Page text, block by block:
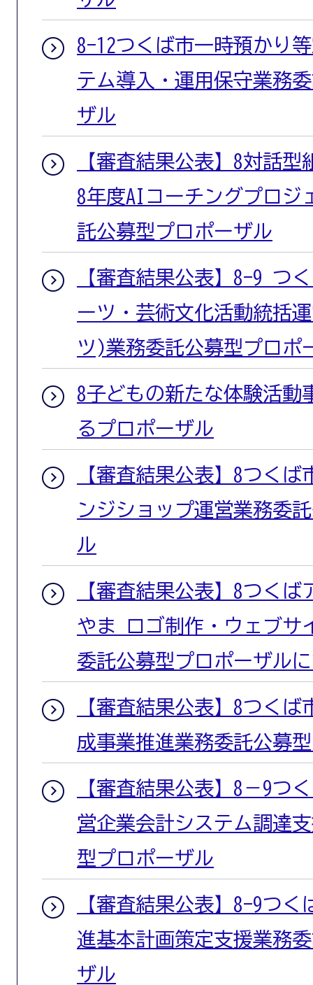
8-12つくば市一時預かり
テム導入・運用保守業務
ザル
【審査結果公表】8対話
8年度AIコーチングプロジ
託公募型プロポーザル
【審査結果公表】8-9 つ
ーツ・芸術文化活動統括
ツ)業務委託公募型プロポ
8子どもの新たな体験活動
るプロポーザル
【審査結果公表】8つく
ンジショップ運営業務委
ル
【審査結果公表】8つく
やま ロゴ制作・ウェブサ
委託公募型プロポーザル
【審査結果公表】8つく
成事業推進業務委託公募
【審査結果公表】8－9つ
営企業会計システム調達
型プロポーザル
【審査結果公表】8-9つ
進基本計画策定支援業務
ザル